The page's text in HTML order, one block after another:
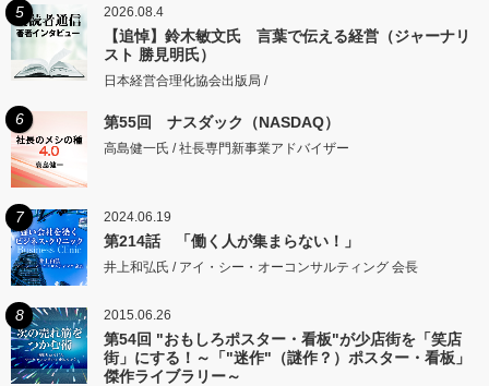
5 2026.08.4
【追悼】鈴木敏文氏 言葉で伝える経営（ジャーナリ
スト 勝見明氏）
日本経営合理化協会出版局 /
6 第55回 ナスダック（NASDAQ）
高島健一氏 / 社長専門新事業アドバイザー
7 2024.06.19
第214話 「働く人が集まらない！」
井上和弘氏 / アイ・シー・オーコンサルティング 会長
8 2015.06.26
第54回 "おもしろポスター・看板"が少店街を「笑店
街」にする！～「"迷作"（謎作？）ポスター・看板」
傑作ライブラリー～